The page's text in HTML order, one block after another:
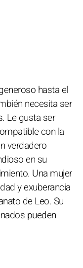
hasta el
necesita ser
Le gusta ser
con la
verdadero
en su
Una mujer
y exuberancia
de Leo. Su
pueden